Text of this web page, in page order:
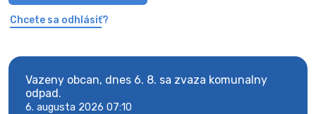
Chcete sa odhlásiť?
Vazeny obcan, dnes 6. 8. sa zvaza komunalny
odpad.
6. augusta 2026 07:10